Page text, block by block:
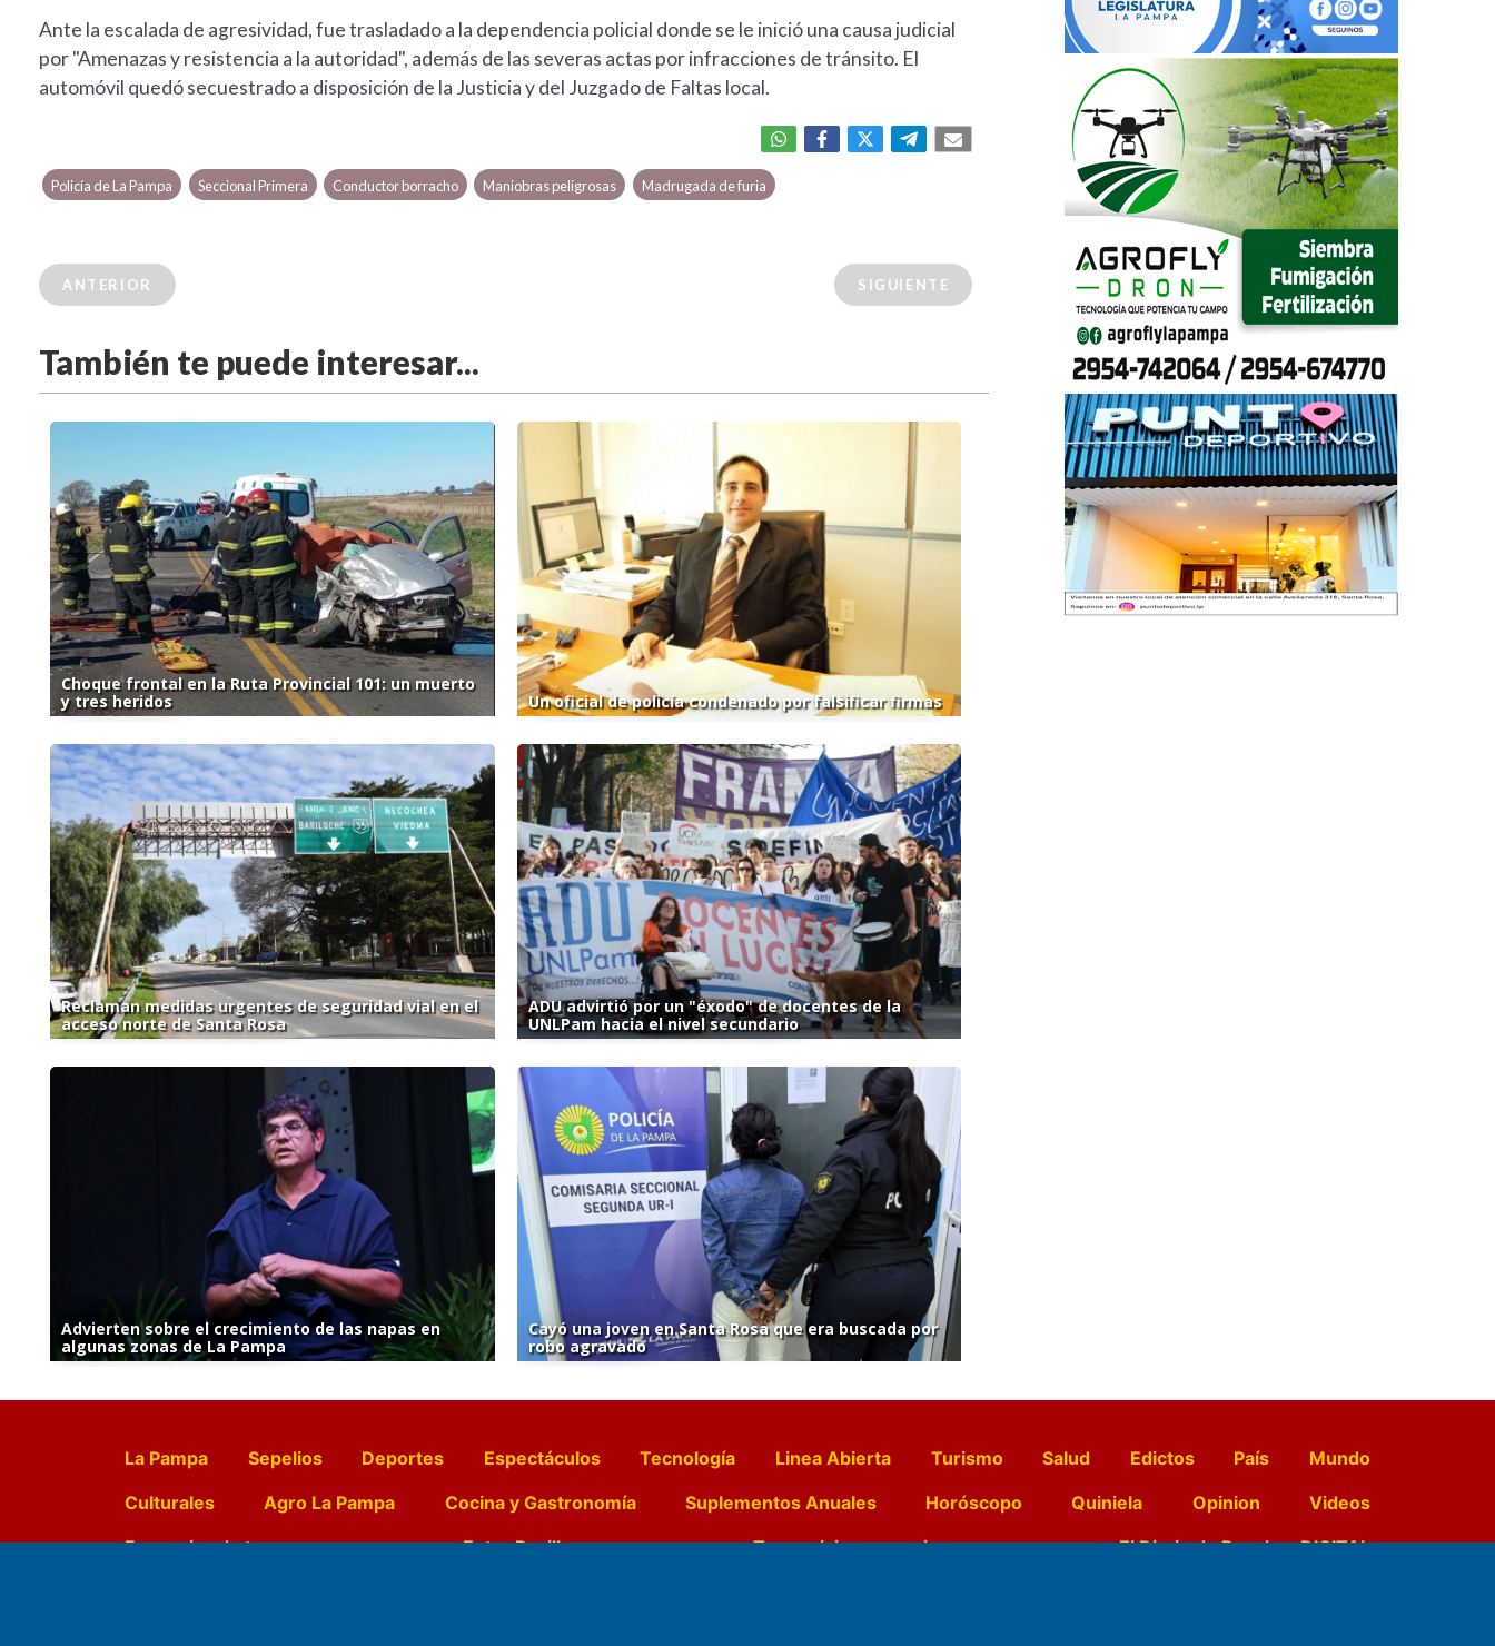
Ante la escalada de agresividad, fue trasladado a la dependencia policial donde se le inició una causa judicial
por "Amenazas y resistencia a la autoridad", además de las severas actas por infracciones de tránsito. El
automóvil quedó secuestrado a disposición de la Justicia y del Juzgado de Faltas local.
Policía de La Pampa Seccional Primera Conductor borracho Maniobras peligrosas Madrugada de furia
ANTERIOR SIGUIENTE
También te puede interesar...
Choque frontal en la Ruta Provincial 101: un muerto
y tres heridos
Un oficial de policía condenado por falsificar firmas
Reclaman medidas urgentes de seguridad vial en el
acceso norte de Santa Rosa
ADU advirtió por un "éxodo" de docentes de la
UNLPam hacia el nivel secundario
Advierten sobre el crecimiento de las napas en
algunas zonas de La Pampa
Cayó una joven en Santa Rosa que era buscada por
robo agravado
La Pampa Sepelios Deportes Espectáculos Tecnología Linea Abierta Turismo Salud Edictos País
Mundo
Culturales
Agro La Pampa Cocina y Gastronomía Suplementos Anuales Horóscopo Quiniela Opinion
Videos
Farmacias de turno
Entre Pocillos Transmisiones en vivo El Diario de Papel en DIGITAL